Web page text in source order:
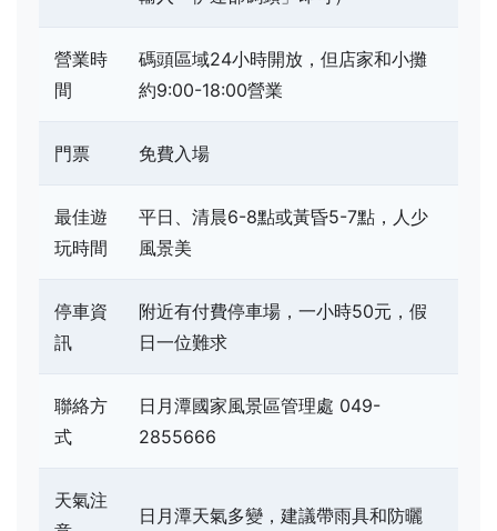
營業時
間
碼頭區域24小時開放，但店家和小攤
約9:00-18:00營業
門票 免費入場
最佳遊
玩時間
平日、清晨6-8點或黃昏5-7點，人少
風景美
停車資
訊
附近有付費停車場，一小時50元，假
日一位難求
聯絡方
式
日月潭國家風景區管理處 049-
2855666
天氣注
日月潭天氣多變，建議帶雨具和防曬